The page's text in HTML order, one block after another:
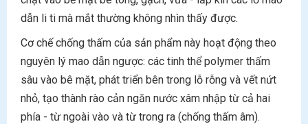
dẫn li ti mà mắt thường không nhìn thấy được.
Cơ chế chống thấm của sản phẩm này hoạt động theo
nguyên lý mao dẫn ngược: các tinh thể polymer thấm
sâu vào bê mặt, phát triển bên trong lỗ rỗng và vết nứt
nhỏ, tạo thành rào cản ngăn nước xâm nhập từ cả hai
phía - từ ngoài vào và từ trong ra (chống thấm âm).